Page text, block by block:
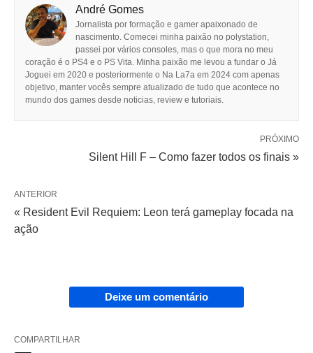
André Gomes
Jornalista por formação e gamer apaixonado de
nascimento. Comecei minha paixão no polystation,
passei por vários consoles, mas o que mora no meu
coração é o PS4 e o PS Vita. Minha paixão me levou a fundar o Já
Joguei em 2020 e posteriormente o Na La7a em 2024 com apenas
objetivo, manter vocês sempre atualizado de tudo que acontece no
mundo dos games desde noticias, review e tutoriais.
PRÓXIMO
Silent Hill F – Como fazer todos os finais »
ANTERIOR
« Resident Evil Requiem: Leon terá gameplay focada na
ação
Deixe um comentário
COMPARTILHAR